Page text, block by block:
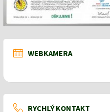
WEBKAMERA
RYCHLÝ KONTAKT